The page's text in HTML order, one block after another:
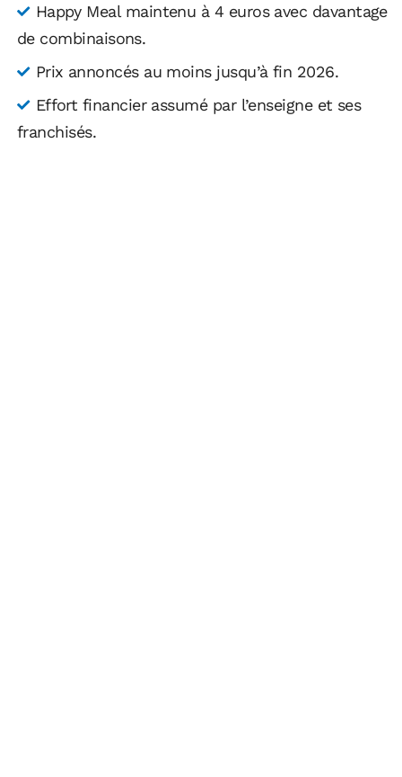
Happy Meal maintenu à 4 euros avec davantage
de combinaisons.
Prix annoncés au moins jusqu’à fin 2026.
Effort financier assumé par l’enseigne et ses
franchisés.